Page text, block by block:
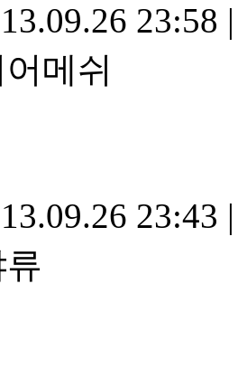
23:58 |
메쉬
23:43 |